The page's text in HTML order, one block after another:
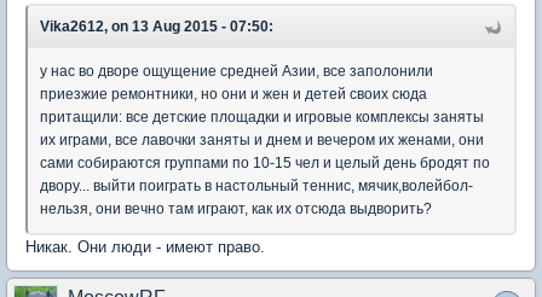
Vika2612, on 13 Aug 2015 - 07:50:
у нас во дворе ощущение средней Азии, все заполонили
приезжие ремонтники, но они и жен и детей своих сюда
притащили: все детские площадки и игровые комплексы заняты
их играми, все лавочки заняты и днем и вечером их женами, они
сами собираются группами по 10-15 чел и целый день бродят по
двору... выйти поиграть в настольный теннис, мячик,волейбол-
нельзя, они вечно там играют, как их отсюда выдворить?
Никак. Они люди - имеют право.